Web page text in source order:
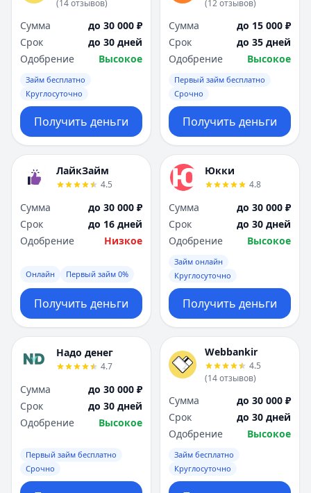
(14отзывов)
Сумма
до 30 000 ₽
Срок
до 30 дней
Одобрение
Высокое
Займ бесплатно
Круглосуточно
Получить деньги
(12отзывов)
Сумма
до 15 000 ₽
Срок
до 35 дней
Одобрение
Высокое
Первый займ бесплатно
Срочно
Получить деньги
ЛайкЗайм
4.5
Сумма
до 30 000 ₽
Срок
до 16 дней
Одобрение
Низкое
Онлайн Первый займ 0%
Получить деньги
Юкки
4.8
Сумма
до 30 000 ₽
Срок
до 30 дней
Одобрение
Высокое
Займ онлайн
Круглосуточно
Получить деньги
Надо денег
4.7
Сумма
до 30 000 ₽
Срок
до 30 дней
Одобрение
Высокое
Первый займ бесплатно
Срочно
Webbankir
4.5
(14отзывов)
Сумма
до 30 000 ₽
Срок
до 30 дней
Одобрение
Высокое
Займ бесплатно
Круглосуточно